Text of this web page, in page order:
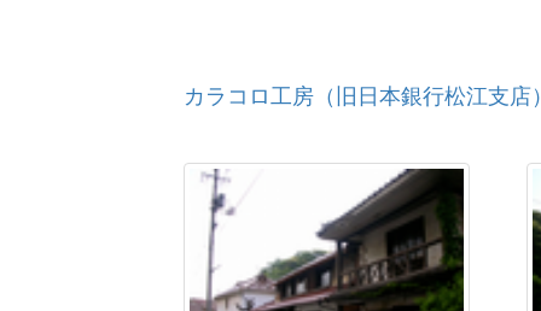
カラコロ工房（旧日本銀行松江支店